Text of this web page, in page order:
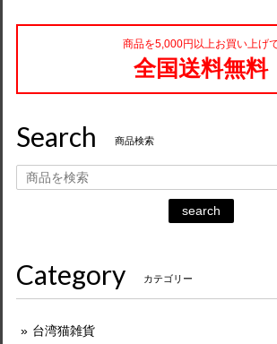
商品を5,000円以上お買い上げ
全国送料無料
Search 商品検索
search
Category カテゴリー
台湾猫雑貨